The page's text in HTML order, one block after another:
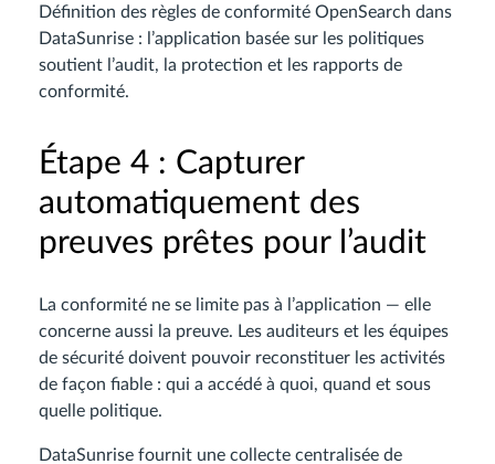
Définition des règles de conformité OpenSearch dans
DataSunrise : l’application basée sur les politiques
soutient l’audit, la protection et les rapports de
conformité.
Étape 4 : Capturer
automatiquement des
preuves prêtes pour l’audit
La conformité ne se limite pas à l’application — elle
concerne aussi la preuve. Les auditeurs et les équipes
de sécurité doivent pouvoir reconstituer les activités
de façon fiable : qui a accédé à quoi, quand et sous
quelle politique.
DataSunrise fournit une collecte centralisée de